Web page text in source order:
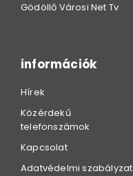
Gödöllő Városi Net Tv
információk
Hírek
Közérdekű
telefonszámok
Kapcsolat
Adatvédelmi szabályzat